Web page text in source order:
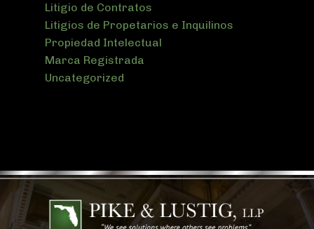
Litigio de Contratos
Litigios de Propetarios e Inquilinos
Propiedad Intelectual
Marca Registrada
Uncategorized